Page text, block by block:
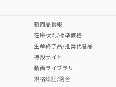
Cr(VI)
新商品情報
在庫状況/標準価格
生産終了品/推奨代替品
特設サイト
動画ライブラリ
規格認証/適合